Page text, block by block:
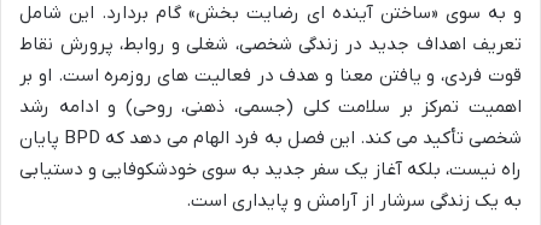
و به سوی «ساختن آینده ای رضایت بخش» گام بردارد. این شامل
تعریف اهداف جدید در زندگی شخصی، شغلی و روابط، پرورش نقاط
قوت فردی، و یافتن معنا و هدف در فعالیت های روزمره است. او بر
اهمیت تمرکز بر سلامت کلی (جسمی، ذهنی، روحی) و ادامه رشد
شخصی تأکید می کند. این فصل به فرد الهام می دهد که BPD پایان
راه نیست، بلکه آغاز یک سفر جدید به سوی خودشکوفایی و دستیابی
به یک زندگی سرشار از آرامش و پایداری است.